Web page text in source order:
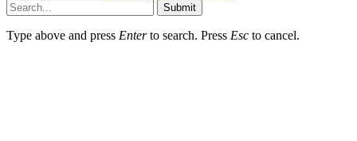
Submit
Type above and press Enterto search. Press Esc to cancel.